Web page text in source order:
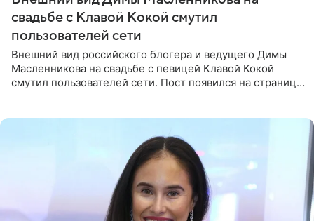
свадьбе с Клавой Кокой смутил
пользователей сети
Внешний вид российского блогера и ведущего Димы
Масленникова на свадьбе с певицей Клавой Кокой
смутил пользователей сети. Пост появился на странице